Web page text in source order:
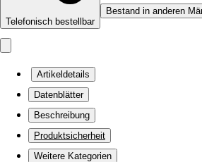
Telefonisch bestellbar
Bestand in anderen
Artikeldetails
Datenblätter
Beschreibung
Produktsicherheit
Weitere Kategorien